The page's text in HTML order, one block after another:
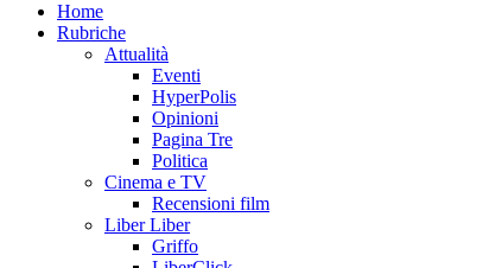
Home
Rubriche
Attualità
Eventi
HyperPolis
Opinioni
Pagina Tre
Politica
Cinema e TV
Recensioni film
Liber Liber
Griffo